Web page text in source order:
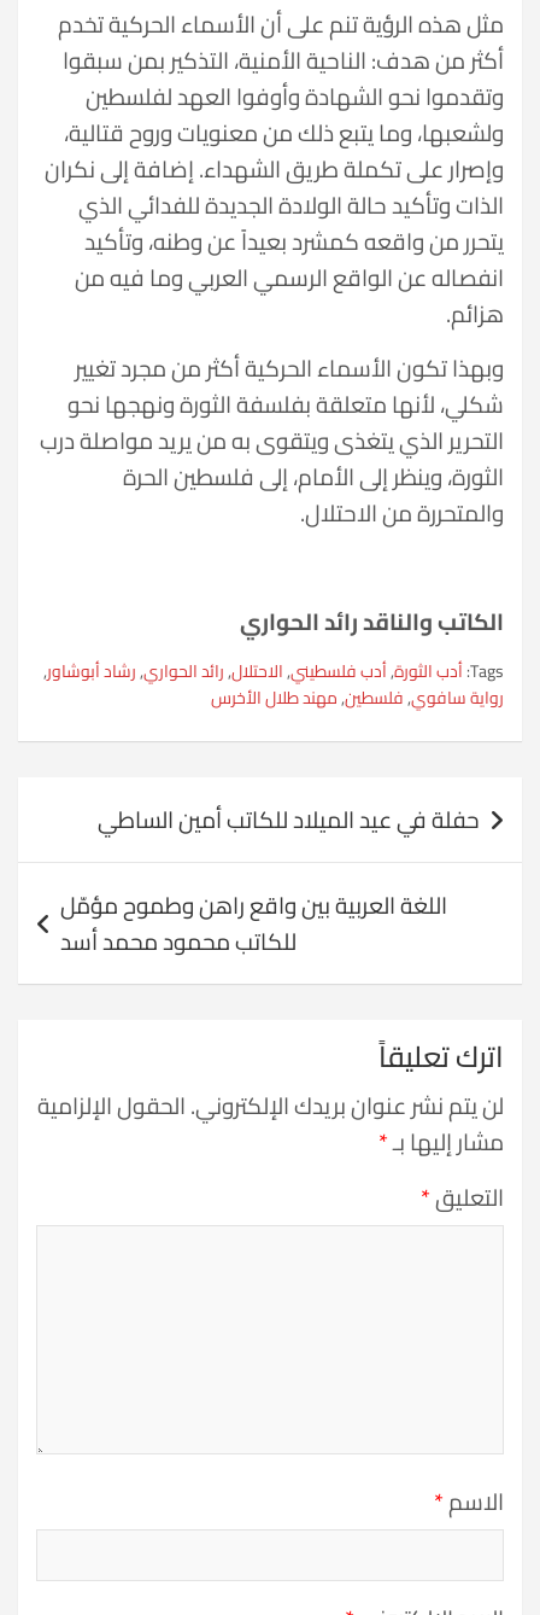
مثل هذه الرؤية تنم على أن الأسماء الحركية تخدم
أكثر من هدف: الناحية الأمنية، التذكير بمن سبقوا
وتقدموا نحو الشهادة وأوفوا العهد لفلسطين
ولشعبها، وما يتبع ذلك من معنويات وروح قتالية،
وإصرار على تكملة طريق الشهداء. إضافة إلى نكران
الذات وتأكيد حالة الولادة الجديدة للفدائي الذي
يتحرر من واقعه كمشرد بعيداً عن وطنه، وتأكيد
انفصاله عن الواقع الرسمي العربي وما فيه من
هزائم.
وبهذا تكون الأسماء الحركية أكثر من مجرد تغيير
شكلي، لأنها متعلقة بفلسفة الثورة ونهجها نحو
التحرير الذي يتغذى ويتقوى به من يريد مواصلة درب
الثورة، وينظر إلى الأمام، إلى فلسطين الحرة
والمتحررة من الاحتلال.
الكاتب والناقد رائد الحواري
Tags: أدب الثورة,أدب فلسطيني,الاحتلال,رائد الحواري,رشاد أبوشاور,
رواية سافوي,فلسطين,مهند طلال الأخرس
المقالات
حفلة في عيد الميلاد للكاتب أمين الساطي
اللغة العربية بين واقع راهن وطموح مؤمّل
للكاتب محمود محمد أسد
اترك تعليقاً
لن يتم نشر عنوان بريدك الإلكتروني.الحقول الإلزامية
مشار إليها بـ*
التعليق*
الاسم*